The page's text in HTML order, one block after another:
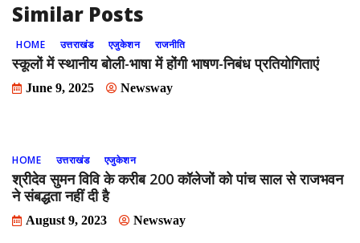
Similar Posts
HOME उत्तराखंड एजुकेशन राजनीति
स्कूलों में स्थानीय बोली-भाषा में होंगी भाषण-निबंध प्रतियोगिताएं
June 9, 2025 Newsway
HOME उत्तराखंड एजुकेशन
श्रीदेव सुमन विवि के करीब 200 कॉलेजों को पांच साल से राजभवन
ने संबद्धता नहीं दी है
August 9, 2023 Newsway